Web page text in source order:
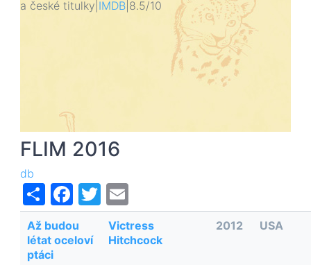
a české titulky IMDB 8.5/10
FLIM 2016
db
ShareFacebook
Twitter
Až budou
létat oceloví
ptáci
Victress
Hitchcock
2012 USA